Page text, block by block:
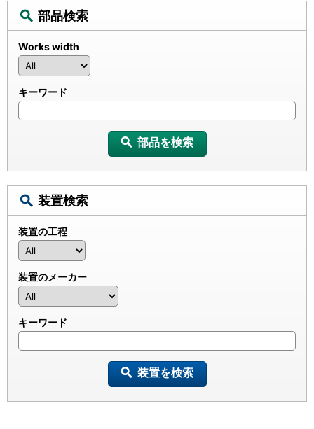
部品検索
Works width
キーワード
部品を検索
装置検索
装置の工程
装置のメーカー
キーワード
装置を検索